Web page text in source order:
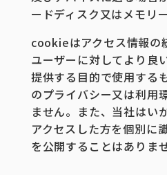
ードディスク又はメモリ
cookieはアクセス情報の
ユーザーに対してより良
提供する目的で使用する
のプライバシー又は利用
ません。また、当社はい
アクセスした方を個別に
を公開することはありませ